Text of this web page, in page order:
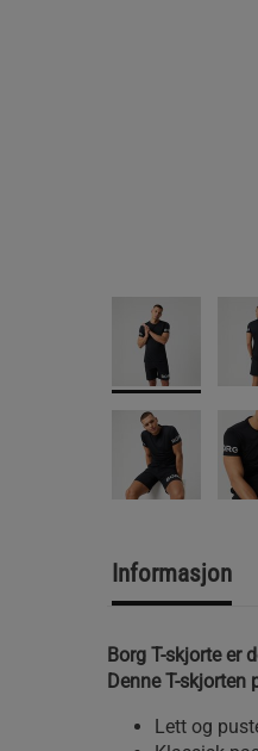
Informasjon
Borg T-skjorte er
Denne T-
Lett og